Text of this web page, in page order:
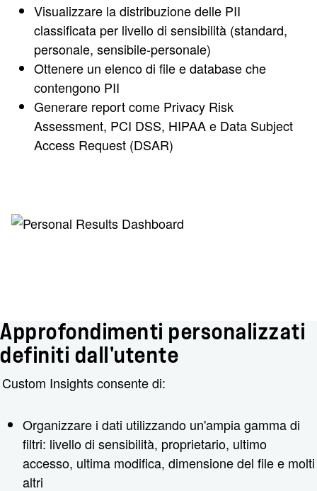
Visualizzare la distribuzione delle PII
classificata per livello di sensibilità (standard,
personale, sensibile-personale)
Ottenere un elenco di file e database che
contengono PII
Generare report come Privacy Risk
Assessment, PCI DSS, HIPAA e Data Subject
Access Request (DSAR)
Approfondimenti personalizzati
definiti dall'utente
Custom Insights consente di:
Organizzare i dati utilizzando un'ampia gamma di
filtri: livello di sensibilità, proprietario, ultimo
accesso, ultima modifica, dimensione del file e molti
altri